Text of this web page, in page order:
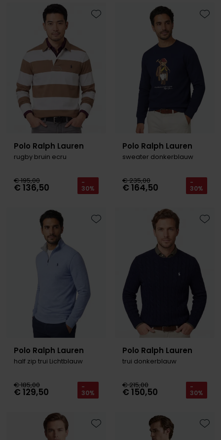
Polo Ralph Lauren
rugby bruin ecru
€ 195,00
€ 136,50 -
30%
Toevoegen aan favorieten
Polo Ralph Lauren
sweater donkerblauw
€ 235,00
€ 164,50 -
30%
Polo Ralph Lauren
half zip trui Lichtblauw
€ 185,00
€ 129,50 -
30%
Toevoegen aan favorieten
Polo Ralph Lauren
trui donkerblauw
€ 215,00
€ 150,50 -
30%
Toevoegen aan favorieten